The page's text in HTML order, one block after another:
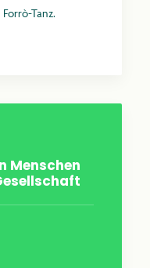
Tanz.
Menschen